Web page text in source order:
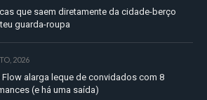
que saem diretamente da cidade-berço
guarda-roupa
2026
alarga leque de convidados com 8
(e há uma saída)